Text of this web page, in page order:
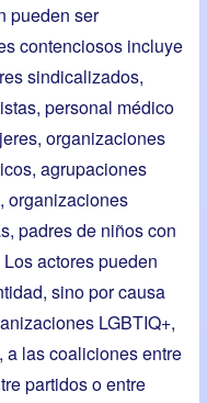
pueden ser
contenciosos incluye
sindicalizados,
personal médico
organizaciones
agrupaciones
organizaciones
padres de niños con
actores pueden
sino por causa
LGBTIQ+,
las coaliciones entre
partidos o entre